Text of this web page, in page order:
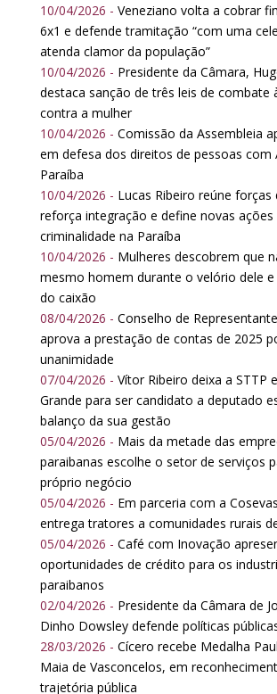
10/04/2026 - Veneziano volta a cobrar
6x1 e defende tramitação “com uma
atenda clamor da população”
10/04/2026 - Presidente da Câmara,
destaca sanção de três leis de combate
contra a mulher
10/04/2026 - Comissão da Assembleia
em defesa dos direitos de pessoas com
Paraíba
10/04/2026 - Lucas Ribeiro reúne forças
reforça integração e define novas ações
criminalidade na Paraíba
10/04/2026 - Mulheres descobrem que
mesmo homem durante o velório dele
do caixão
08/04/2026 - Conselho de
aprova a prestação de contas de 2025
unanimidade
07/04/2026 - Vítor Ribeiro deixa a STTP
Grande para ser candidato a deputado
balanço da sua gestão
05/04/2026 - Mais da metade das
paraibanas escolhe o setor de serviços
próprio negócio
05/04/2026 - Em parceria com a
entrega tratores a comunidades rurais
05/04/2026 - Café com Inovação
oportunidades de crédito para os
paraibanos
02/04/2026 - Presidente da Câmara de
Dinho Dowsley defende políticas
28/03/2026 - Cícero recebe Medalha
Maia de Vasconcelos, em
trajetória pública